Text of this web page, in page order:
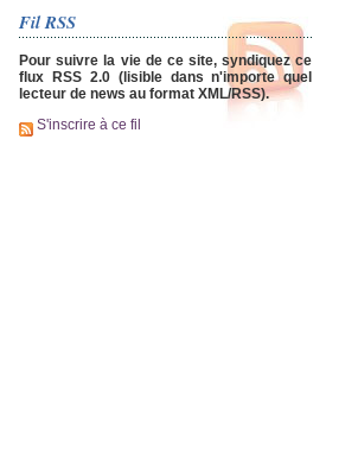
Fil RSS
Pour suivre la vie de ce site, syndiquez ce
flux RSS 2.0 (lisible dans n'importe quel
lecteur de news au format XML/RSS).
S'inscrire à ce fil